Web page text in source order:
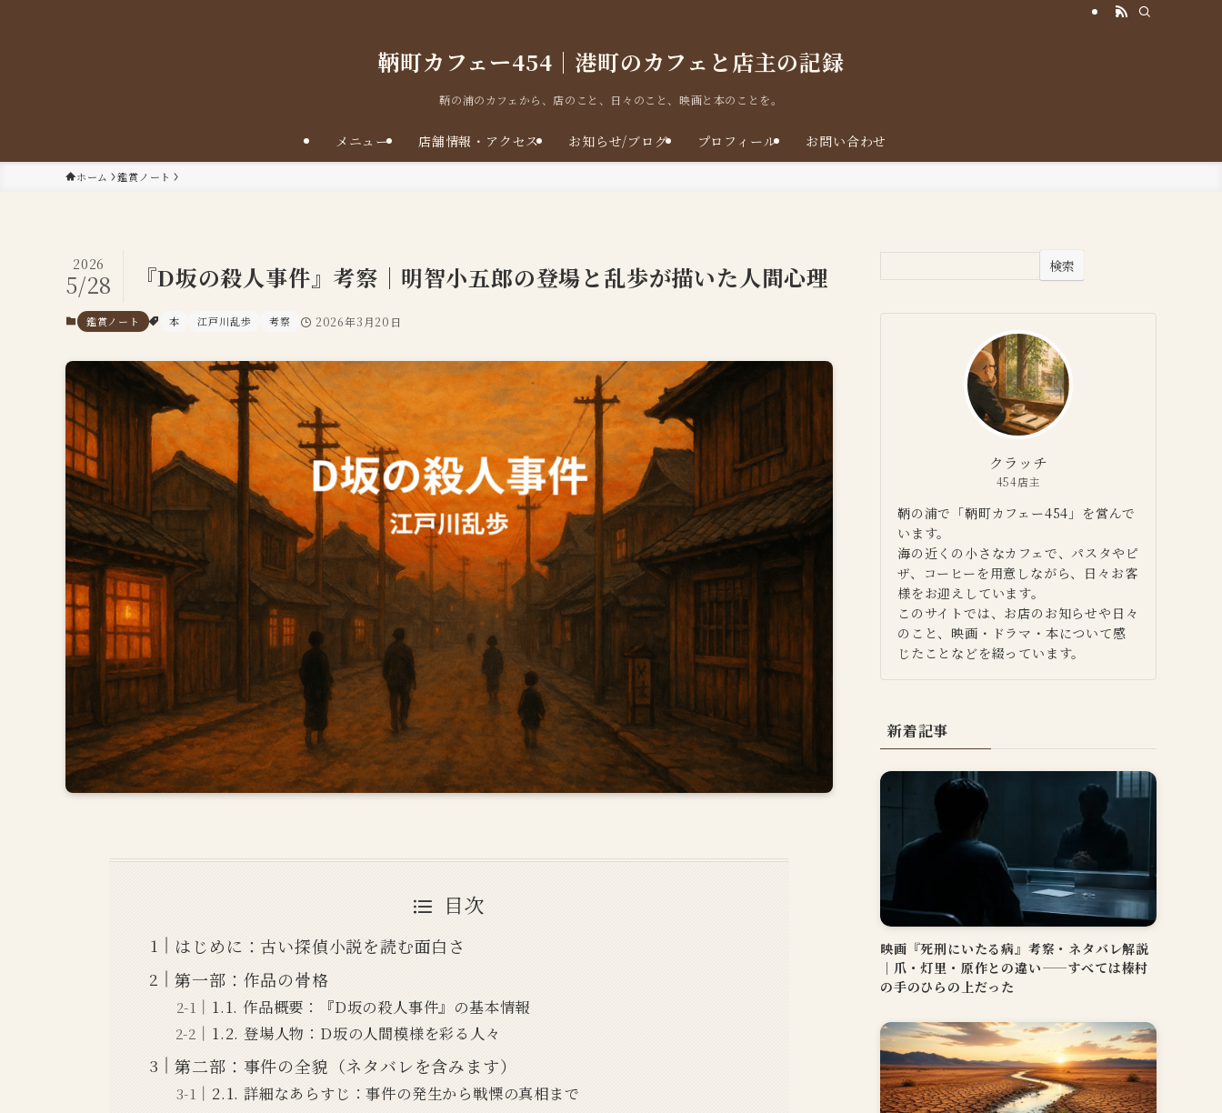
鞆町カフェー454｜港町のカフェと店主の記録
鞆の浦のカフェから、店のこと、日々のこと、映画と本のことを。
メニュー 店舗情報・アクセス お知らせ/ブログ プロフィール お問い合わせ
ホーム 鑑賞ノート
『D坂の殺人事件』考察｜明智小五郎の登場と乱歩が描いた人間心理
2026
5/28
鑑賞ノート 本 江戸川乱歩 考察 2026年3月20日
目次
はじめに：古い探偵小説を読む面白さ
第一部：作品の骨格
1.1. 作品概要：『D坂の殺人事件』の基本情報
1.2. 登場人物：D坂の人間模様を彩る人々
第二部：事件の全貌（ネタバレを含みます）
2.1. 詳細なあらすじ：事件の発生から戦慄の真相まで
検索
クラッチ
454店主
鞆の浦で「鞆町カフェー454」を営んで
います。
海の近くの小さなカフェで、パスタやピ
ザ、コーヒーを用意しながら、日々お客
様をお迎えしています。
このサイトでは、お店のお知らせや日々
のこと、映画・ドラマ・本について感
じたことなどを綴っています。
新着記事
映画『死刑にいたる病』考察・ネタバレ解説
｜爪・灯里・原作との違い——すべては榛村
の手のひらの上だった